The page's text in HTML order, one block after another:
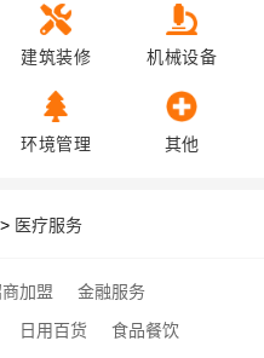
建筑装修 机械设备
环境管理 其他
> 医疗服务
加盟
金融服务
日用百货
食品餐饮